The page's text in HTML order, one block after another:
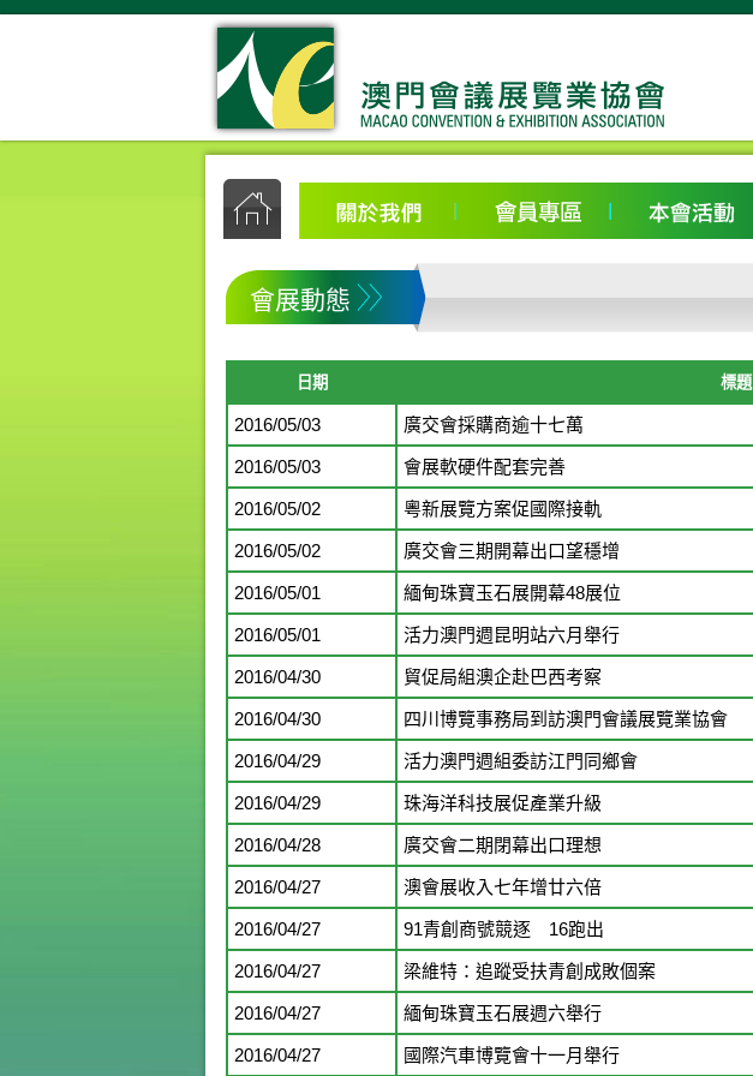
會展動態
日期 標題
2016/05/03 廣交會採購商逾十七萬
2016/05/03 會展軟硬件配套完善
2016/05/02 粵新展覽方案促國際接軌
2016/05/02 廣交會三期開幕出口望穩增
2016/05/01 緬甸珠寶玉石展開幕48展位
2016/05/01 活力澳門週昆明站六月舉行
2016/04/30 貿促局組澳企赴巴西考察
2016/04/30 四川博覽事務局到訪澳門會議展覽業協會
2016/04/29 活力澳門週組委訪江門同鄉會
2016/04/29 珠海洋科技展促產業升級
2016/04/28 廣交會二期閉幕出口理想
2016/04/27 澳會展收入七年增廿六倍
2016/04/27 91青創商號競逐 16跑出
2016/04/27 梁維特：追蹤受扶青創成敗個案
2016/04/27 緬甸珠寶玉石展週六舉行
2016/04/27 國際汽車博覽會十一月舉行